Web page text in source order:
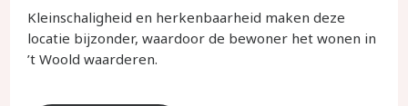
Kleinschaligheid en herkenbaarheid maken deze
locatie bijzonder, waardoor de bewoner het wonen in
’t Woold waarderen.